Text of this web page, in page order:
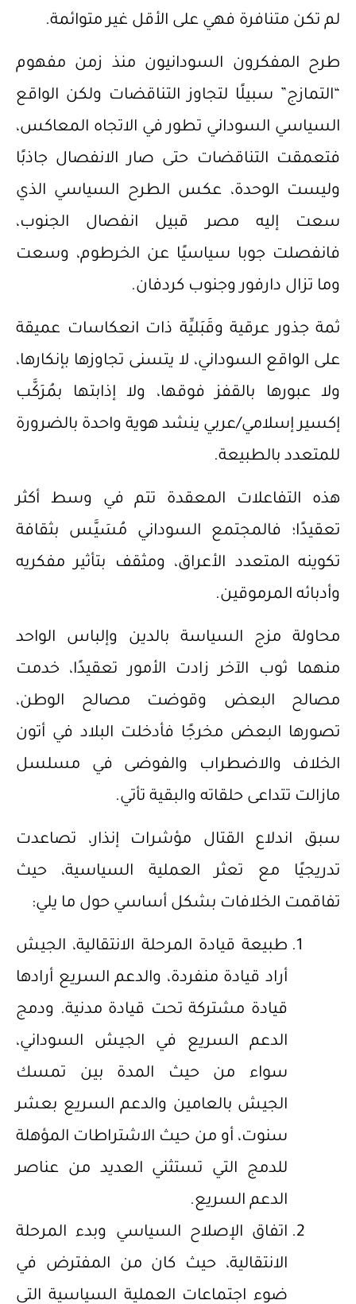
لم تكن متنافرة فهي على الأقل غير متوائمة.
طرح المفكرون السودانيون منذ زمن مفهوم
“التمازج” سبيلًا لتجاوز التناقضات ولكن الواقع
السياسي السوداني تطور في الاتجاه المعاكس،
فتعمقت التناقضات حتى صار الانفصال جاذبًا
وليست الوحدة، عكس الطرح السياسي الذي
سعت إليه مصر قبيل انفصال الجنوب،
فانفصلت جوبا سياسيًا عن الخرطوم، وسعت
وما تزال دارفور وجنوب كردفان.
ثمة جذور عرقية وقَبَليِّة ذات انعكاسات عميقة
على الواقع السوداني، لا يتسنى تجاوزها بإنكارها،
ولا عبورها بالقفز فوقها، ولا إذابتها بمُرَكَّب
إكسير إسلامي/عربي ينشد هوية واحدة بالضرورة
للمتعدد بالطبيعة.
هذه التفاعلات المعقدة تتم في وسط أكثر
تعقيدًا؛ فالمجتمع السوداني مُسَيَّس بثقافة
تكوينه المتعدد الأعراق، ومثقف بتأثير مفكريه
وأدبائه المرموقين.
محاولة مزج السياسة بالدين وإلباس الواحد
منهما ثوب الآخر زادت الأمور تعقيدًا، خدمت
مصالح البعض وقوضت مصالح الوطن،
تصورها البعض مخرجًا فأدخلت البلاد في أتون
الخلاف والاضطراب والفوضى في مسلسل
مازالت تتداعى حلقاته والبقية تأتي.
سبق اندلاع القتال مؤشرات إنذار، تصاعدت
تدريجيًا مع تعثر العملية السياسية، حيث
تفاقمت الخلافات بشكل أساسي حول ما يلي:
طبيعة قيادة المرحلة الانتقالية، الجيش
أراد قيادة منفردة، والدعم السريع أرادها
قيادة مشتركة تحت قيادة مدنية. ودمج
الدعم السريع في الجيش السوداني،
سواء من حيث المدة بين تمسك
الجيش بالعامين والدعم السريع بعشر
سنوت، أو من حيث الاشتراطات المؤهلة
للدمج التي تستثني العديد من عناصر
الدعم السريع.
اتفاق الإصلاح السياسي وبدء المرحلة
الانتقالية، حيث كان من المفترض في
ضوء اجتماعات العملية السياسية التي